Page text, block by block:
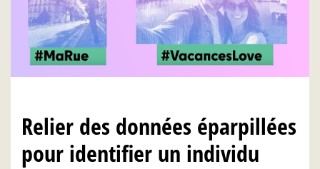
Relier des données éparpillées
pour identifier un individu